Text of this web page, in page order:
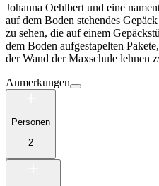
Johanna Oehlbert und eine
auf dem Boden stehendes
zu sehen, die auf einem
dem Boden aufgestapelten
der Wand der Maxschule lehnen
Anmerkungen
Personen
2